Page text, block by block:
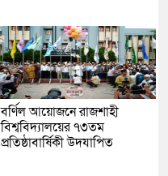
বর্ণিল আয়োজনে রাজশাহী
বিশ্ববিদ্যালয়ের ৭৩তম
প্রতিষ্ঠাবার্ষিকী উদযাপিত